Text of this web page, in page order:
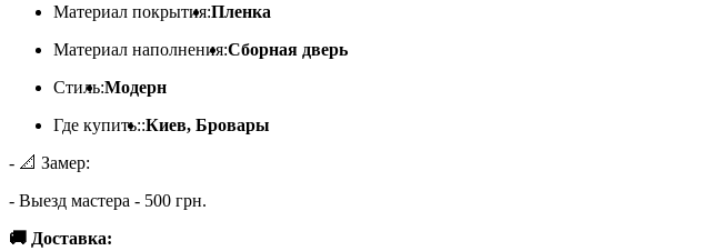
Материал покрытия:Пленка
Материал наполнения:Сборная дверь
Стиль:Модерн
Где купить::Киев, Бровары
- 📐 Замер:
- Выезд мастера - 500 грн.
🚚 Доставка: